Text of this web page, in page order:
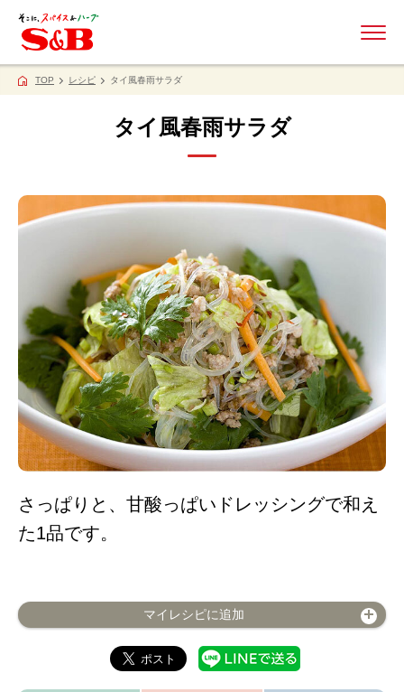
TOP レシピ タイ風春雨サラダ
タイ風春雨サラダ
さっぱりと、甘酸っぱいドレッシングで和え
た1品です。
マイレシピに追加